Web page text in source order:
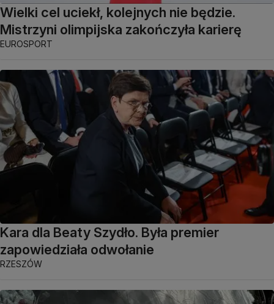
Wielki cel uciekł, kolejnych nie będzie.
Mistrzyni olimpijska zakończyła karierę
EUROSPORT
Kara dla Beaty Szydło. Była premier
zapowiedziała odwołanie
RZESZÓW